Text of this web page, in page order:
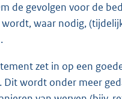
de gevolgen voor de
waar nodig,
zet in op een
Dit wordt onder meer